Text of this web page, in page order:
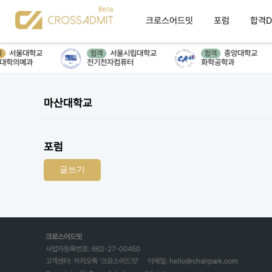
크로스어드밋 포럼 합격
서울대학교
학의예과
합격
서울시립대학교
전기전자컴퓨터
합격
중앙대학교
화학공학과
마산대학교
포럼
글쓰기
크로스어드밋
사업자등록번호: 662-27-00450
고객센터: 카카오톡 '크로스어드밋'
이메일: hello@chairpark.com